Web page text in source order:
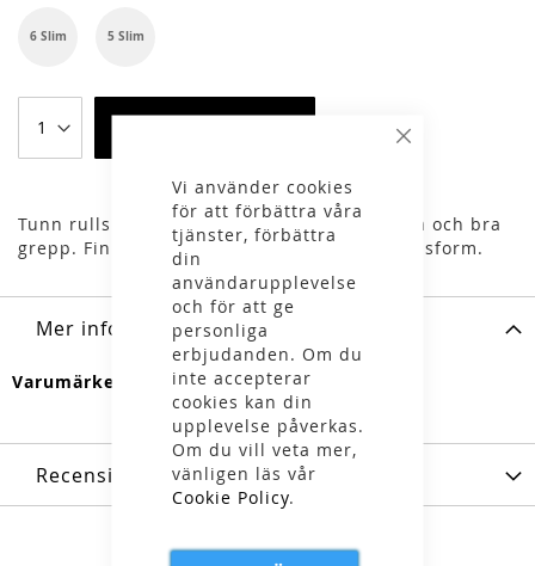
Vi använder cookies
för att förbättra våra
tjänster, förbättra
din
användarupplevelse
och för att ge
personliga
erbjudanden. Om du
inte accepterar
cookies kan din
upplevelse påverkas.
Om du vill veta mer,
vänligen läs vår
Cookie Policy.
6 Slim 5 Slim
Tunn rullskidhandske med bekväm passform och bra
grepp. Finns både med normal och smal passform.
Mer information
Mer
Swenor
Recensioner